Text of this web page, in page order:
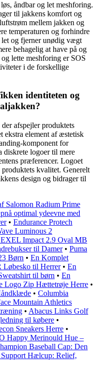
åndbar og let meshforing.
til jakkens komfort og
mellem jakken og
temperaturen og forhindre
let og fjerner unødig vægt
behagelig at have på og
lette meshforing er SOS
i de forskellige
identiteten og
afspejler produktets
ekstra element af æstetisk
komponent for
diskrete logoer til mere
præferencer. Logoet
kvalitet. Generelt
design og bidrager til
Salomon Radium Prime
optimal ydeevne med
• Endurance Protech
Luminous 2
Impact 2.9 Oval MB
til Damer• Puma
Børn • En Komplet
Løbesko til Herrer• En
til børn • En
Logo Zip Hættetrøje Herre •
• Columbia
Mountain Athletics
• Abacus Links Golf
til købere •
Sneakers Herre •
Happy Merinould Hue –
Baseball Cap: Den
Support Hælcup: Relief,